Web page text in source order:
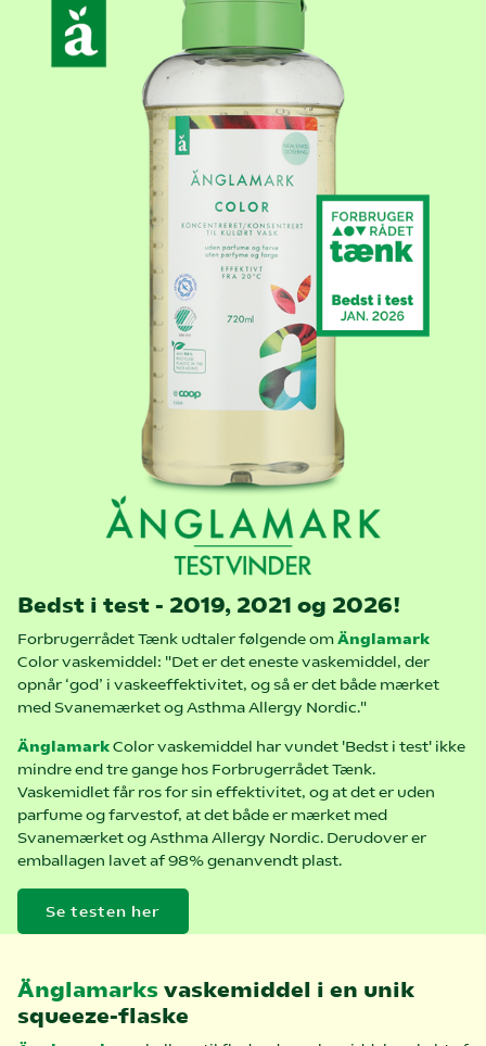
Bedst i test - 2019, 2021 og 2026!
Forbrugerrådet Tænk udtaler følgende omÄnglamark
Color vaskemiddel: "Det er det eneste vaskemiddel, der
opnår ‘god’ i vaskeeffektivitet, og så er det både mærket
med Svanemærket og Asthma Allergy Nordic."
ÄnglamarkColor vaskemiddel har vundet 'Bedst i test' ikke
mindre end tre gange hos Forbrugerrådet Tænk.
Vaskemidlet får ros for sin effektivitet, og at det er uden
parfume og farvestof, at det både er mærket med
Svanemærket og Asthma Allergy Nordic. Derudover er
emballagen lavet af 98% genanvendt plast.
Se testen her
Änglamarks vaskemiddel i en unik
squeeze-flaske